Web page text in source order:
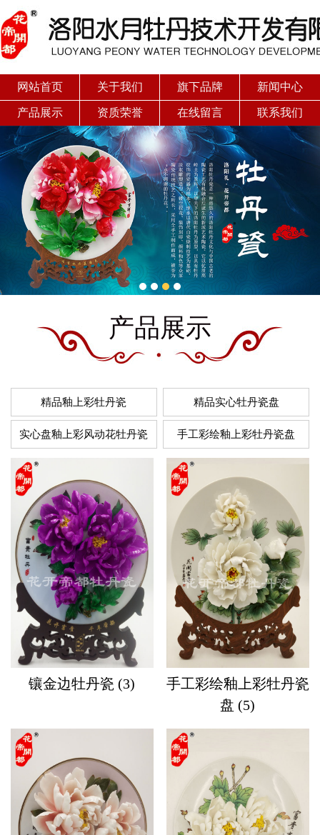
网站首页 关于我们 旗下品牌 新闻中心
产品展示 资质荣誉 在线留言 联系我们
产品展示
精品釉上彩牡丹瓷 精品实心牡丹瓷盘
实心盘釉上彩风动花牡丹瓷 手工彩绘釉上彩牡丹瓷盘
镶金边牡丹瓷 (3)
手工彩绘釉上彩牡丹瓷
盘 (5)